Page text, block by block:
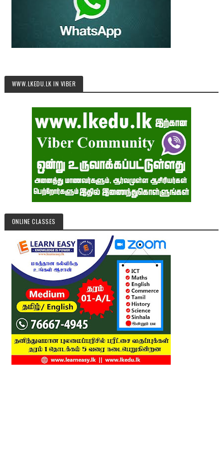
WWW.LKEDU.LK IN VIBER
ONLINE CLASSES